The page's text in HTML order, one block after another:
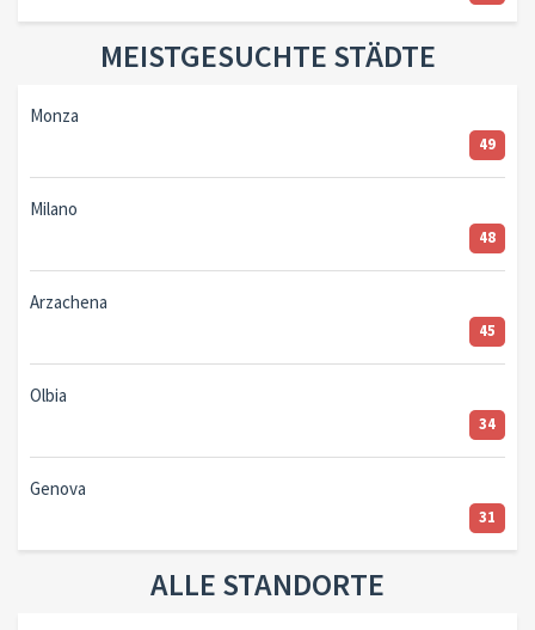
MEISTGESUCHTE STÄDTE
Monza
49
Milano
48
Arzachena
45
Olbia
34
Genova
31
ALLE STANDORTE